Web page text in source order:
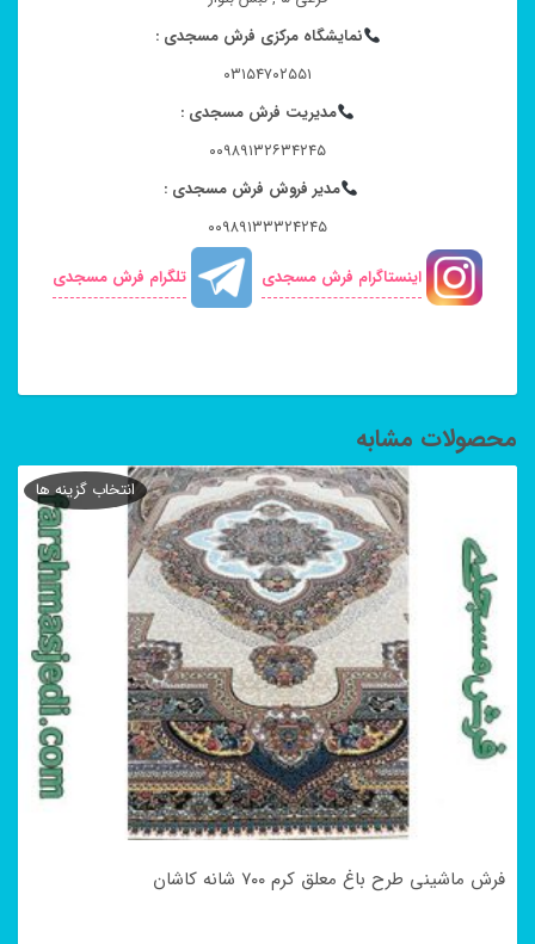
نمایشگاه مرکزی فرش مسجدی :
۰۳۱۵۴۷۰۲۵۵۱
مدیریت فرش مسجدی :
۰۰۹۸۹۱۳۲۶۳۴۲۴۵
مدیر فروش فرش مسجدی :
۰۰۹۸۹۱۳۳۳۲۴۲۴۵
اینستاگرام فرش مسجدی
تلگرام فرش مسجدی
محصولات مشابه
فرش ماشینی طرح باغ معلق کرم ۷۰۰ شانه کاشان
انتخاب گزینه ها